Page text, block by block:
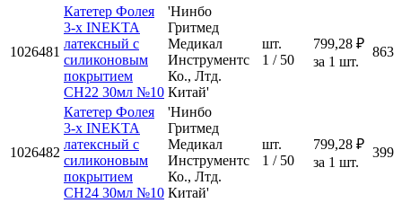
1026481
Катетер Фолея
3-х INEKTA
латексный с
силиконовым
покрытием
CH22 30мл №10
'Нинбо
Гритмед
Медикал
Инструментс
Ко., Лтд.
Китай'
шт.
1 / 50
799,28 ₽
за 1 шт.
863
1026482
Катетер Фолея
3-х INEKTA
латексный с
силиконовым
покрытием
CH24 30мл №10
'Нинбо
Гритмед
Медикал
Инструментс
Ко., Лтд.
Китай'
шт.
1 / 50
799,28 ₽
за 1 шт.
399